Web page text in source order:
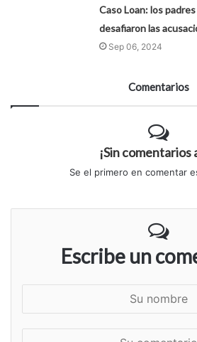
Caso Loan: los
desafiaron las
Sep 06, 2024
Comentarios
¡Sin comentarios
Se el primero en comentar
Escribe un